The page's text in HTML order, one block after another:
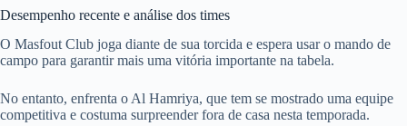
Desempenho recente e análise dos times
O Masfout Club joga diante de sua torcida e espera usar o mando de
campo para garantir mais uma vitória importante na tabela.
No entanto, enfrenta o Al Hamriya, que tem se mostrado uma equipe
competitiva e costuma surpreender fora de casa nesta temporada.